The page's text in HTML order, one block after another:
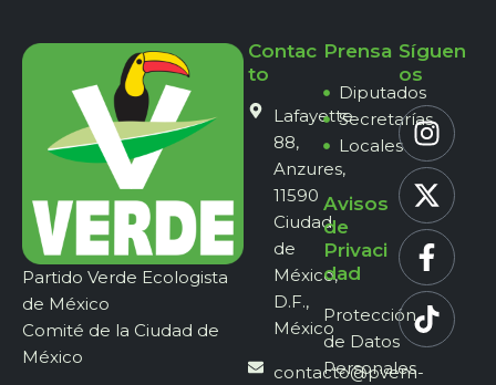
Partido Verde Ecologista
de México
Comité de la Ciudad de
México
Contac
to
Lafayette
88,
Anzures,
11590
Ciudad
de
México,
D.F.,
México
contacto@pvem-
Prensa
Diputados
Secretarías
Locales
Avisos
de
Privaci
dad
Protección
de Datos
Personales
Síguen
os